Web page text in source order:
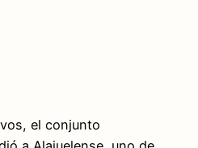
el conjunto